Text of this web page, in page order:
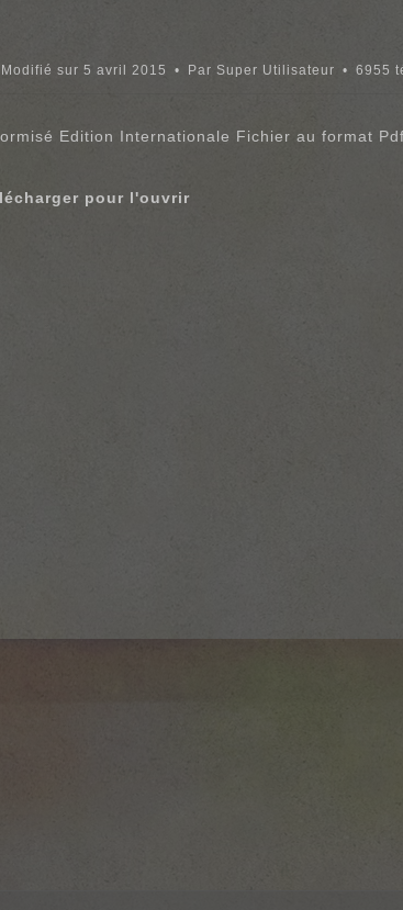
Modifié sur 5 avril 2015 Par Super Utilisateur 6955
Edition Internationale Fichier au format
pour l'ouvrir